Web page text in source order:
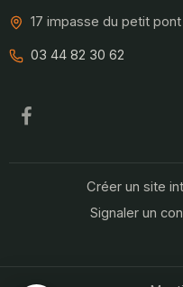
17 impasse du petit
03 44 82 30 62
Créer un site
Signaler un